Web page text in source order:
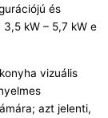
és
kW – 5,7 kW e
vizuális
azt jelenti,